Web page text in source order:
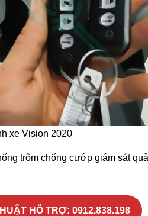
xe Vision 2020
trộm chống cướp giám sát
HỖ TRỢ: 0912.838.198